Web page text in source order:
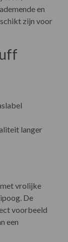
en
zijn voor
langer
vrolijke
De
voorbeeld
een